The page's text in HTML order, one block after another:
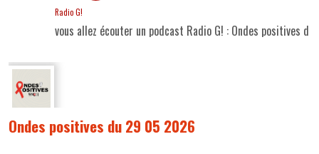
Radio G!
vous allez écouter un podcast Radio G! : Ondes positives
Ondes positives du 29 05 2026